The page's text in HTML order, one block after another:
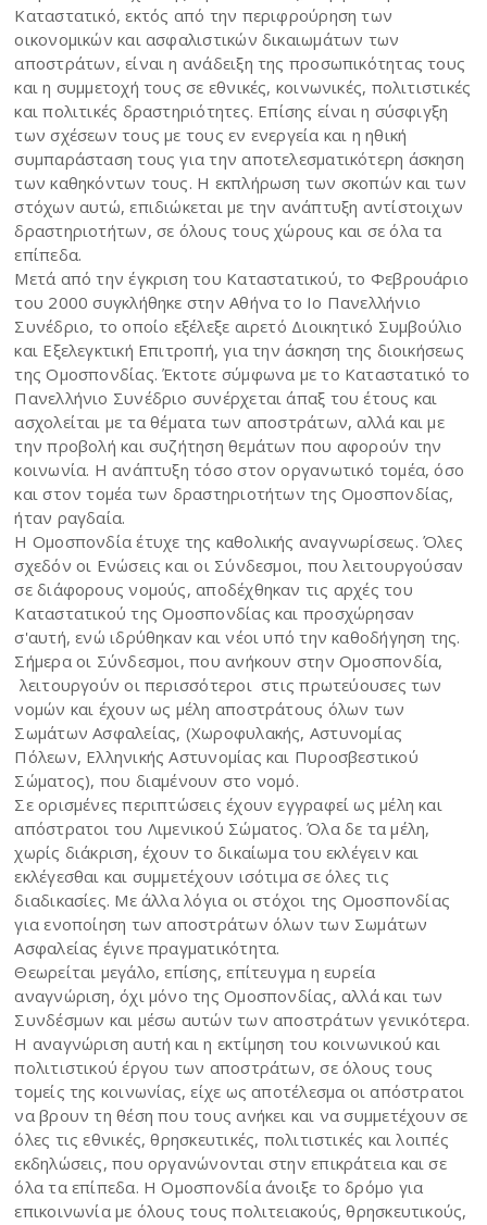
Καταστατικό, εκτός από την περιφρούρηση των
οικονομικών και ασφαλιστικών δικαιωμάτων των
αποστράτων, είναι η ανάδειξη της προσωπικότητας τους
και η συμμετοχή τους σε εθνικές, κοινωνικές, πολιτιστικές
και πολιτικές δραστηριότητες. Επίσης είναι η σύσφιγξη
των σχέσεων τους με τους εν ενεργεία και η ηθική
συμπαράσταση τους για την αποτελεσματικότερη άσκηση
των καθηκόντων τους. Η εκπλήρωση των σκοπών και των
στόχων αυτώ, επιδιώκεται με την ανάπτυξη αντίστοιχων
δραστηριοτήτων, σε όλους τους χώρους και σε όλα τα
επίπεδα.
Μετά από την έγκριση του Καταστατικού, το Φεβρουάριο
του 2000 συγκλήθηκε στην Αθήνα το Ιο Πανελλήνιο
Συνέδριο, το οποίο εξέλεξε αιρετό Διοικητικό Συμβούλιο
και Εξελεγκτική Επιτροπή, για την άσκηση της διοικήσεως
της Ομοσπονδίας. Έκτοτε σύμφωνα με το Καταστατικό το
Πανελλήνιο Συνέδριο συνέρχεται άπαξ του έτους και
ασχολείται με τα θέματα των αποστράτων, αλλά και με
την προβολή και συζήτηση θεμάτων που αφορούν την
κοινωνία. Η ανάπτυξη τόσο στον οργανωτικό τομέα, όσο
και στον τομέα των δραστηριοτήτων της Ομοσπονδίας,
ήταν ραγδαία.
Η Ομοσπονδία έτυχε της καθολικής αναγνωρίσεως. Όλες
σχεδόν οι Ενώσεις και οι Σύνδεσμοι, που λειτουργούσαν
σε διάφορους νομούς, αποδέχθηκαν τις αρχές του
Καταστατικού της Ομοσπονδίας και προσχώρησαν
σ'αυτή, ενώ ιδρύθηκαν και νέοι υπό την καθοδήγηση της.
Σήμερα οι Σύνδεσμοι, που ανήκουν στην Ομοσπονδία,
λειτουργούν οι περισσότεροι στις πρωτεύουσες των
νομών και έχουν ως μέλη αποστράτους όλων των
Σωμάτων Ασφαλείας, (Χωροφυλακής, Αστυνομίας
Πόλεων, Ελληνικής Αστυνομίας και Πυροσβεστικού
Σώματος), που διαμένουν στο νομό.
Σε ορισμένες περιπτώσεις έχουν εγγραφεί ως μέλη και
απόστρατοι του Λιμενικού Σώματος. Όλα δε τα μέλη,
χωρίς διάκριση, έχουν το δικαίωμα του εκλέγειν και
εκλέγεσθαι και συμμετέχουν ισότιμα σε όλες τις
διαδικασίες. Με άλλα λόγια οι στόχοι της Ομοσπονδίας
για ενοποίηση των αποστράτων όλων των Σωμάτων
Ασφαλείας έγινε πραγματικότητα.
Θεωρείται μεγάλο, επίσης, επίτευγμα η ευρεία
αναγνώριση, όχι μόνο της Ομοσπονδίας, αλλά και των
Συνδέσμων και μέσω αυτών των αποστράτων γενικότερα.
Η αναγνώριση αυτή και η εκτίμηση του κοινωνικού και
πολιτιστικού έργου των αποστράτων, σε όλους τους
τομείς της κοινωνίας, είχε ως αποτέλεσμα οι απόστρατοι
να βρουν τη θέση που τους ανήκει και να συμμετέχουν σε
όλες τις εθνικές, θρησκευτικές, πολιτιστικές και λοιπές
εκδηλώσεις, που οργανώνονται στην επικράτεια και σε
όλα τα επίπεδα. Η Ομοσπονδία άνοιξε το δρόμο για
επικοινωνία με όλους τους πολιτειακούς, θρησκευτικούς,